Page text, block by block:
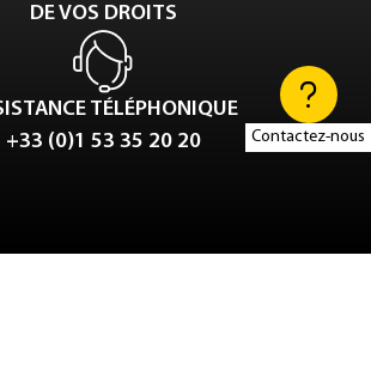
Contactez-nous
DE VOS DROITS
TÉLÉPHONIQUE
+33 (0)1 53 35 20 20